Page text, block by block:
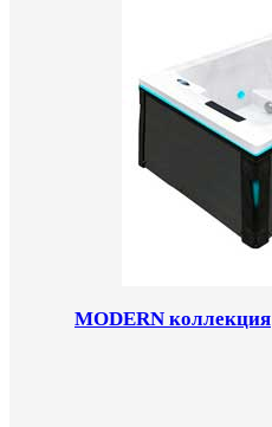
MODERN коллекция